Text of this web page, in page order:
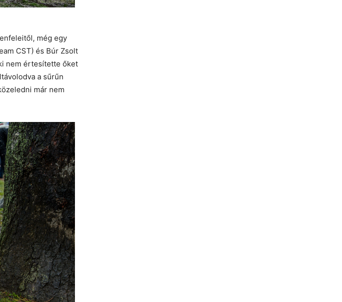
még egy
CST) és Búr Zsolt
nem értesítette őket
a sűrűn
már nem